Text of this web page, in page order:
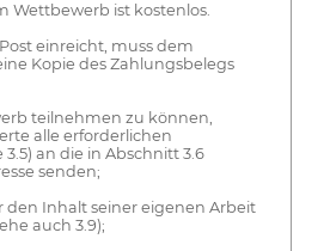
Wettbewerb ist kostenlos.
einreicht, muss dem
Kopie des Zahlungsbelegs
teilnehmen zu können,
alle erforderlichen
3.5) an die in Abschnitt 3.6
senden;
den Inhalt seiner eigenen Arbeit
auch 3.9);